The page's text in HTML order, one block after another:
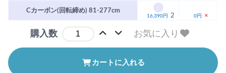
Cカーボン(回転締め) 81-277cm
16,390円 2 0円 ×
購入数 お気に入り
カートに入れる